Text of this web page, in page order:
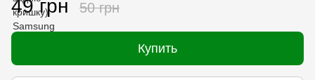
49 грн 50 грн
Купить